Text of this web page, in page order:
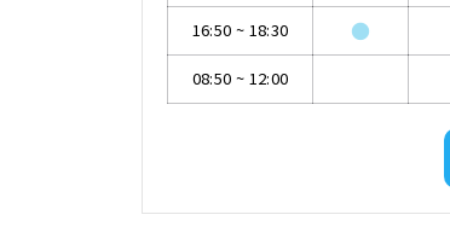
16:50 ~ 18:30 ●
08:50 ~ 12:00